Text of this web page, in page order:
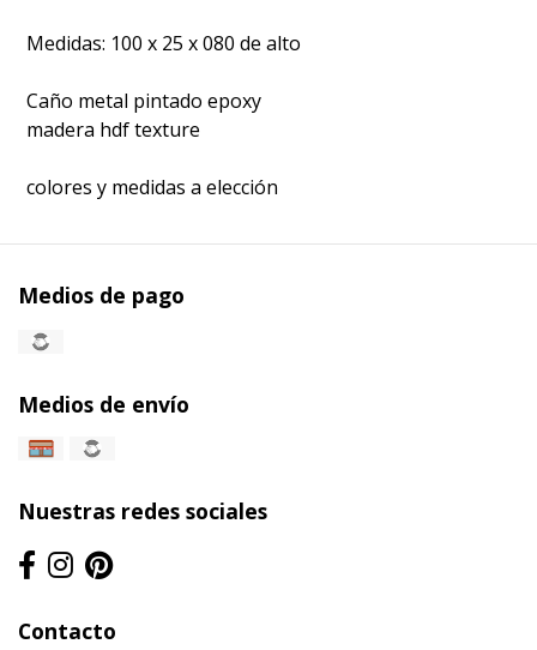
Medidas: 100 x 25 x 080 de alto
Caño metal pintado epoxy
madera hdf texture
colores y medidas a elección
Medios de pago
Medios de envío
Nuestras redes sociales
Contacto